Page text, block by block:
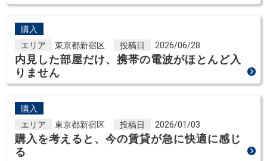
購入
エリア
東京都新宿区 投稿日 2026/06/28
内見した部屋だけ、携帯の電波がほとんど入
りません
購入
エリア
東京都新宿区 投稿日 2026/01/03
購入を考えると、今の賃貸が急に快適に感じ
る